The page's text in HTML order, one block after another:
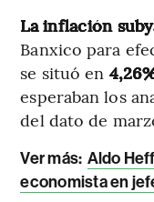
La inflación
Banxico para
se situó en
esperaban los
del dato de
Ver más: Aldo
economista en